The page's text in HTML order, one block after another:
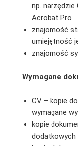
np. narzędzie
Acrobat Pro
znajomość
umiejętność
znajomość
Wymagane
CV – kopie
wymagane
kopie
dodatkowych